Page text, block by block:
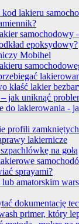
kod lakieru
samochodowy
epoksydowy?
Mobihel
kłaść lakier
jak uniknąć
do lakierowania -
profili zamkniętych
lakiernicze
na
sprayami?
amatorskim
dokumentację
primer, który